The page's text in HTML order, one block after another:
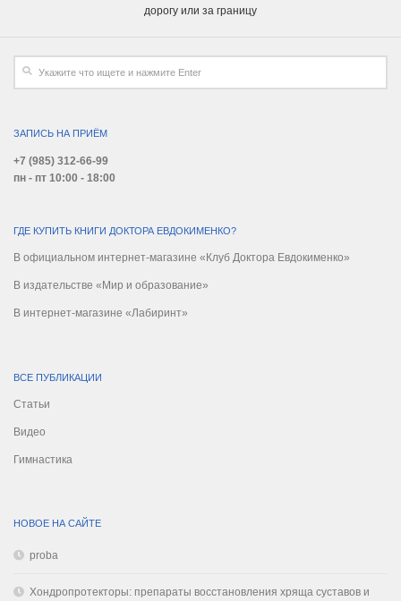
дорогу или за границу
ЗАПИСЬ НА ПРИЁМ
+7 (985) 312-66-99
пн - пт 10:00 - 18:00
ГДЕ КУПИТЬ КНИГИ ДОКТОРА ЕВДОКИМЕНКО?
В официальном интернет-магазине «Клуб Доктора Евдокименко»
В издательстве «Мир и образование»
В интернет-магазине «Лабиринт»
ВСЕ ПУБЛИКАЦИИ
Статьи
Видео
Гимнастика
НОВОЕ НА САЙТЕ
proba
Хондропротекторы: препараты восстановления хряща суставов и